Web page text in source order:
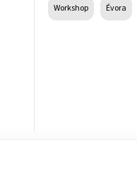
Workshop Évora